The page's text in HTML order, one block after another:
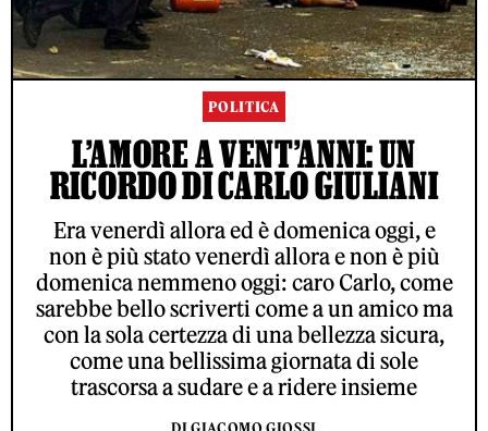
POLITICA
L’AMORE A VENT’ANNI: UN
RICORDO DI CARLO GIULIANI
Era venerdì allora ed è domenica oggi, e
non è più stato venerdì allora e non è più
domenica nemmeno oggi: caro Carlo, come
sarebbe bello scriverti come a un amico ma
con la sola certezza di una bellezza sicura,
come una bellissima giornata di sole
trascorsa a sudare e a ridere insieme